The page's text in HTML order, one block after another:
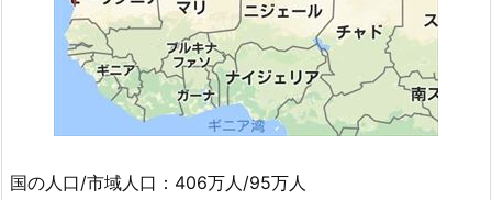
国の人口/市域人口：406万人/95万人